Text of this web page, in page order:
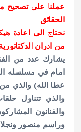
عملنا على تصحيح
الحقائق
نحتاج الى اعادة
من ادران الدكتاتورية
يشارك عدد من
امام في مسلسله
عطا الله) والذي
والذي تتناول
والفنانون
وراسم منصور